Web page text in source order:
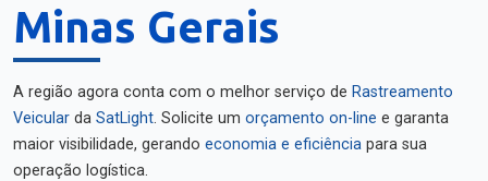
Minas Gerais
A região agora conta com o melhor serviço de Rastreamento
Veicular da SatLight. Solicite um orçamento on-line e garanta
maior visibilidade, gerando economia e eficiência para sua
operação logística.